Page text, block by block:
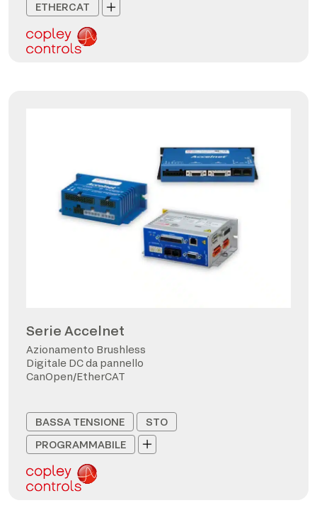
ETHERCAT
Serie Accelnet
Azionamento Brushless
Digitale DC da pannello
CanOpen/EtherCAT
BASSA TENSIONE
STO
PROGRAMMABILE